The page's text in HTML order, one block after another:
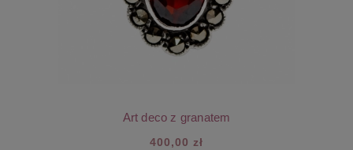
Art deco z granatem
400,00 zł